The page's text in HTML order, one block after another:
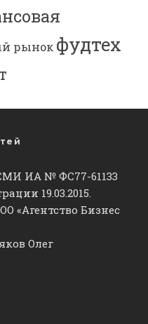
рынок фудтех
ИА № ФС77-61133
19.03.2015.
«Агентство Бизнес
Олег